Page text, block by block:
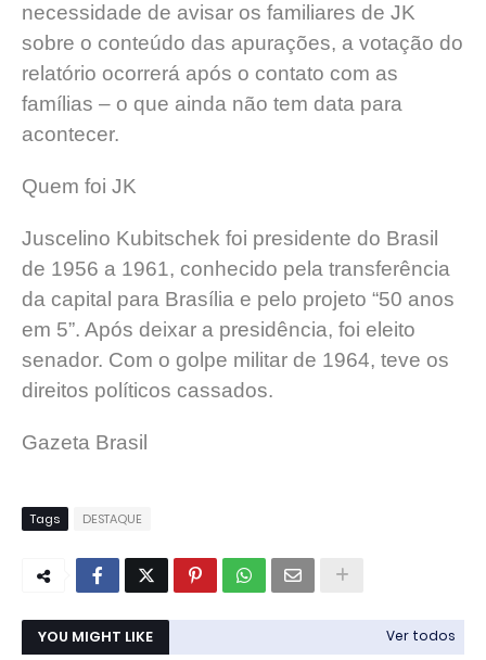
necessidade de avisar os familiares de JK
sobre o conteúdo das apurações, a votação do
relatório ocorrerá após o contato com as
famílias – o que ainda não tem data para
acontecer.
Quem foi JK
Juscelino Kubitschek foi presidente do Brasil
de 1956 a 1961, conhecido pela transferência
da capital para Brasília e pelo projeto “50 anos
em 5”. Após deixar a presidência, foi eleito
senador. Com o golpe militar de 1964, teve os
direitos políticos cassados.
Gazeta Brasil
Tags DESTAQUE
YOU MIGHT LIKE Ver todos